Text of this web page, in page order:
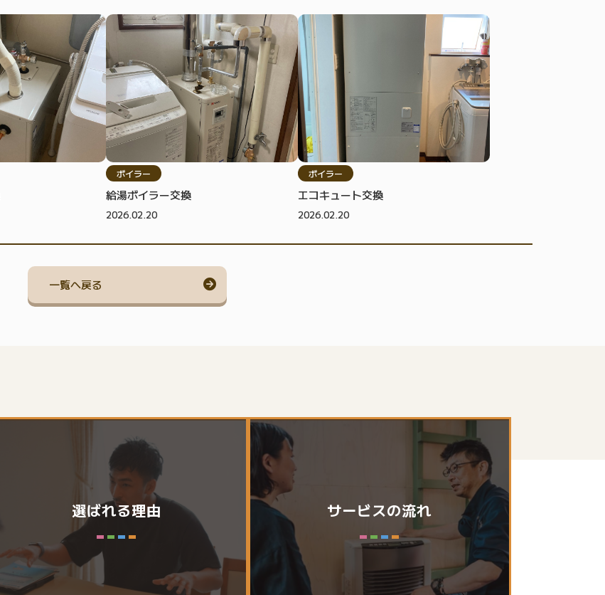
ボイラー
給湯ボイラー交換
2026.02.20
ボイラー
エコキュート交換
2026.02.20
一覧へ戻る
選ばれる理由 サービスの流れ